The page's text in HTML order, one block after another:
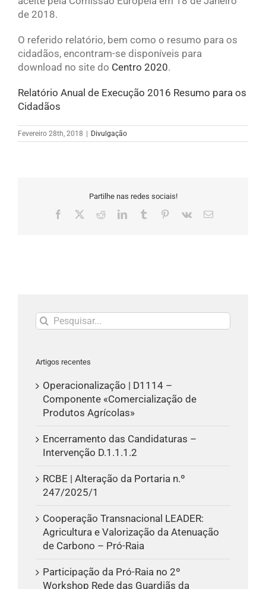
de 2018.
O referido relatório, bem como o resumo para os
cidadãos, encontram-se disponíveis para
download no site do Centro 2020.
Relatório Anual de Execução 2016 Resumo para os
Cidadãos
Fevereiro 28th, 2018 | Divulgação
Partilhe nas redes sociais!
Facebook RedditLinkedInTumblr Pinterest
Vk
Email
Pesquisar
Artigos recentes
Operacionalização | D1114 –
Componente «Comercialização de
Produtos Agrícolas»
Encerramento das Candidaturas –
Intervenção D.1.1.1.2
RCBE | Alteração da Portaria n.º
247/2025/1
Cooperação Transnacional LEADER:
Agricultura e Valorização da Atenuação
de Carbono – Pró-Raia
Participação da Pró-Raia no 2º
Workshop Rede das Guardiãs da